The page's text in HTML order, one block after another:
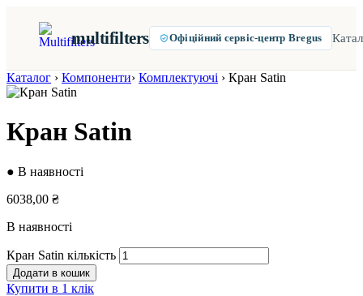
multifilters Офіційний сервіс-центр Bregus
Каталог › Компоненти› Комплектуючі › Кран Satin
Кран Satin
● В наявності
6038,00 ₴
В наявності
Кран Satin кількість
Додати в кошик
Купити в 1 клік